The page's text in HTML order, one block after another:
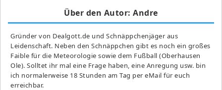
Über den Autor: Andre
Gründer von Dealgott.de und Schnäppchenjäger aus
Leidenschaft. Neben den Schnäppchen gibt es noch ein großes
Fai­ble für die Meteorologie sowie dem Fußball (Oberhausen
Ole). Solltet ihr mal eine Frage haben, eine Anregung usw. bin
ich normalerweise 18 Stunden am Tag per eMail für euch
erreichbar.